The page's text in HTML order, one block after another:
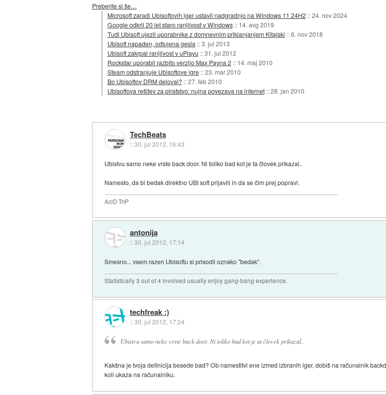
Preberite si še…
Microsoft zaradi Ubisoftovih iger ustavil nadgradnjo na Windows 11 24H2 ::24. nov 2024
Google odkril 20 let staro ranljivost v Windows :: 14. avg 2019
Tudi Ubisoft ujezil uporabnike z domnevnim priklanjanjem Kitajski ::6. nov 2018
Ubisoft napaden, odtujena gesla ::3. jul 2013
Ubisoft zakrpal ranljivost v uPlayu ::31. jul 2012
Rockstar uporabil razbito verzijo Max Payna 2 :: 14. maj 2010
Steam odstranjuje Ubisoftove igre ::23. mar 2010
Bo Ubisoftov DRM deloval? ::27. feb 2010
Ubisoftova rešitev za piratstvo: nujna povezava na internet ::28. jan 2010
TechBeats
::30. jul 2012, 16:43
Ubistvu samo neke vrste back door. Ni toliko bad kot je ta človek prikazal..
Namesto, da bi bedak direktno UBI soft prijavili in da se čim prej popravi.
AciD TriP
antonija
::30. jul 2012, 17:14
Smesno... vsem razen Ubisoftu si prisodil oznako "bedak".
Statistically 3 out of 4 involved usually enjoy gang-bang experience.
techfreak :)
::30. jul 2012, 17:24
Ubistvu samo neke vrste back door. Ni toliko bad kot je ta človek prikazal..
Kakšna je tvoja definicija besede bad? Ob namestitvi ene izmed izbranih iger, dobiš na računalnik
koli ukaza na računalniku.